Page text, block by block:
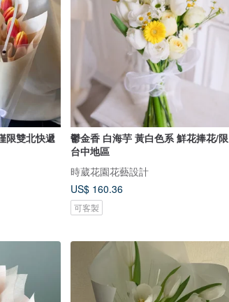
限雙北快遞
鬱金香 白海芋 黃白色系 鮮花捧花/限
台中地區
時葳花園花藝設計
US$ 160.36
可客製